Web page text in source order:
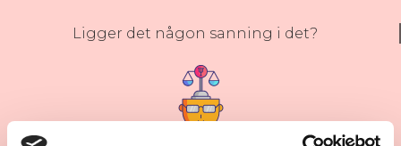
Ligger det någon sanning i det?